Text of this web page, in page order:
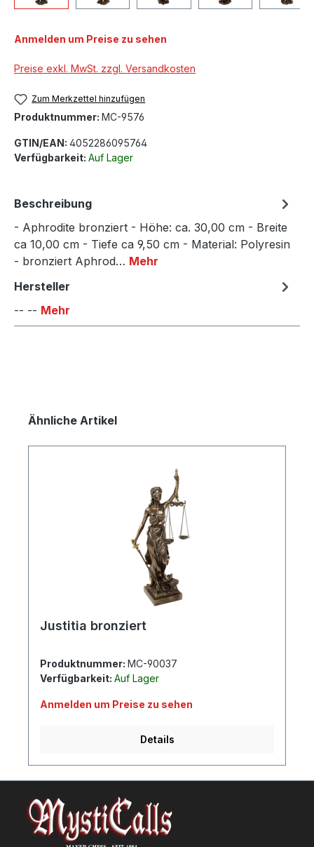
Anmelden um Preise zu sehen
Preise exkl. MwSt. zzgl. Versandkosten
Zum Merkzettel hinzufügen
Produktnummer: MC-9576
GTIN/EAN: 4052286095764
Verfügbarkeit: Auf Lager
Beschreibung
- Aphrodite bronziert - Höhe: ca. 30,00 cm - Breite
ca 10,00 cm - Tiefe ca 9,50 cm - Material: Polyresin
- bronziert Aphrod… Mehr
Hersteller
-- -- Mehr
Produktgalerie überspringen
Ähnliche Artikel
Justitia bronziert
Produktnummer: MC-90037
Verfügbarkeit: Auf Lager
Anmelden um Preise zu sehen
Details